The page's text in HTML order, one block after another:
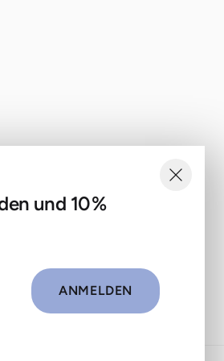
und 10 %
ANMELDEN
Facebook